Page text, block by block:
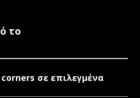
το
σε επιλεγμένα